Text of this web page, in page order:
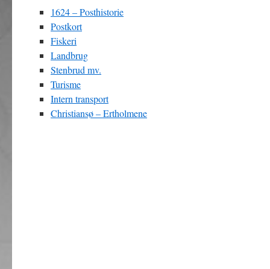
1624 – Posthistorie
Postkort
Fiskeri
Landbrug
Stenbrud mv.
Turisme
Intern transport
Christiansø – Ertholmene